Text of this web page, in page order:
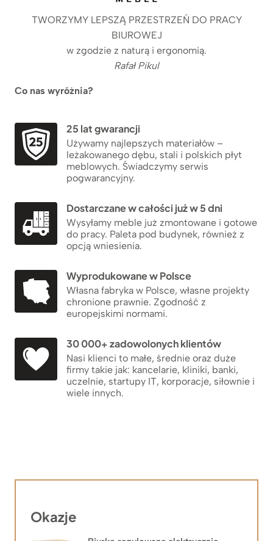
TWORZYMY LEPSZĄ PRZESTRZEŃ DO PRACY
BIUROWEJ
w zgodzie z naturą i ergonomią.
Rafał Pikul
Co nas wyróżnia?
25 lat gwarancji
Używamy najlepszych materiałów –
leżakowanego dębu, stali i polskich płyt
meblowych. Świadczymy serwis
pogwarancyjny.
Dostarczane w całości już w 5 dni
Wysyłamy meble już zmontowane i gotowe
do pracy. Paleta pod budynek, również z
opcją wniesienia.
Wyprodukowane w Polsce
Własna fabryka w Polsce, własne projekty
chronione prawnie. Zgodność z
europejskimi normami.
30 000+ zadowolonych klientów
Nasi klienci to małe, średnie oraz duże
firmy takie jak: kancelarie, kliniki, banki,
uczelnie, startupy IT, korporacje, siłownie i
wiele innych.
Okazje